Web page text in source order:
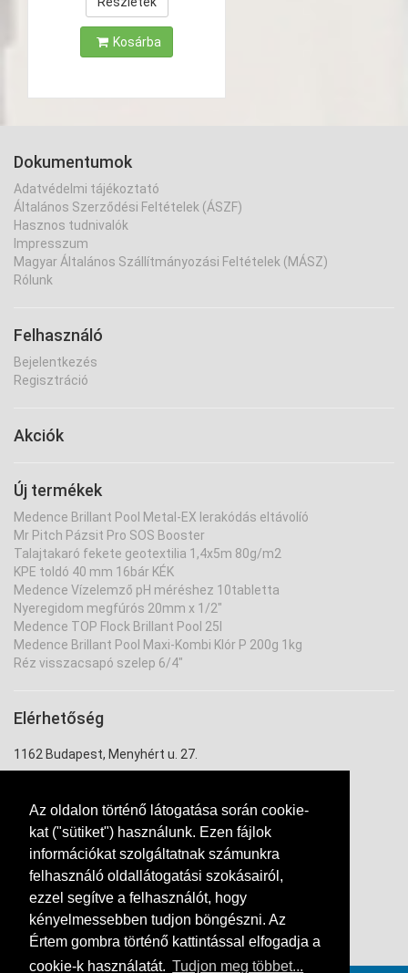
Az oldalon történő látogatása során cookie-
kat ("sütiket") használunk. Ezen fájlok
információkat szolgáltatnak számunkra
felhasználó oldallátogatási szokásairól,
ezzel segítve a felhasználót, hogy
kényelmessebben tudjon böngészni. Az
Értem gombra történő kattintással elfogadja a
cookie-k használatát. Tudjon meg többet...
Kosárba
Dokumentumok
Adatvédelmi tájékoztató
Általános Szerződési Feltételek (ÁSZF)
Hasznos tudnivalók
Impresszum
Magyar Általános Szállítmányozási Feltételek (MÁSZ)
Rólunk
Felhasználó
Bejelentkezés
Regisztráció
Akciók
Új termékek
Medence Brillant Pool Metal-EX lerakódás eltávolíó
Mr Pitch Pázsit Pro SOS Booster
Talajtakaró fekete geotextilia 1,4x5m 80g/m2
KPE toldó 40 mm 16bár KÉK
Medence Vízelemző pH méréshez 10tabletta
Nyeregidom megfúrós 20mm x 1/2"
Medence TOP Flock Brillant Pool 25l
Medence Brillant Pool Maxi-Kombi Klór P 200g 1kg
Réz visszacsapó szelep 6/4"
Elérhetőség
1162 Budapest, Menyhért u. 27.
+36 20 334 7943